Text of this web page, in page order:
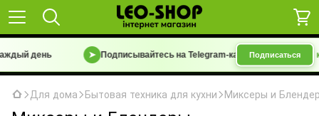
день ➤ Подписывайтесь на Telegram-канал «Барахолка 7 км
Подписаться
Для дома Бытовая техника для кухни Миксеры и